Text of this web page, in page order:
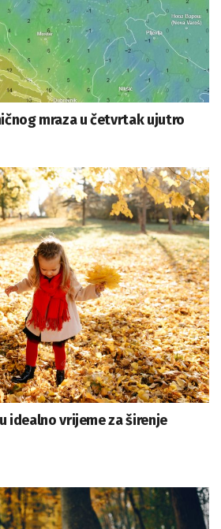
mraza u četvrtak ujutro
idealno vrijeme za širenje